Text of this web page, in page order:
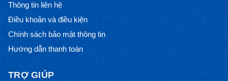
Thông tin liên hệ
Điều khoản và điều kiện
Chính sách bảo mật thông tin
Hướng dẫn thanh toán
TRỢ GIÚP